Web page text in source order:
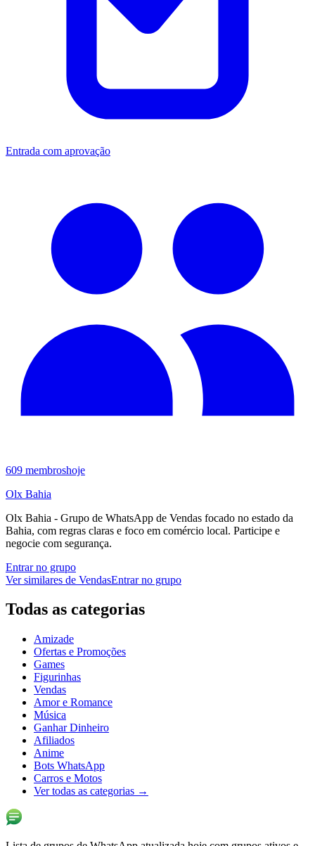
Entrada com aprovação
609 membroshoje
Olx Bahia
Olx Bahia - Grupo de WhatsApp de Vendas focado no estado da
Bahia, com regras claras e foco em comércio local. Participe e
negocie com segurança.
Entrar no grupo
Ver similares de VendasEntrar no grupo
Todas as categorias
Amizade
Ofertas e Promoções
Games
Figurinhas
Vendas
Amor e Romance
Música
Ganhar Dinheiro
Afiliados
Anime
Bots WhatsApp
Carros e Motos
Ver todas as categorias →